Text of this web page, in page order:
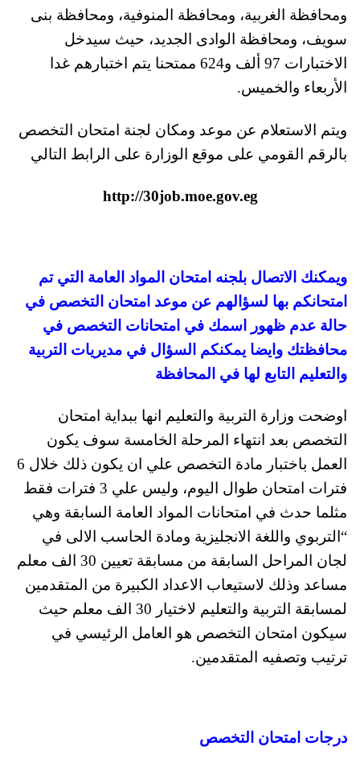
ومحافظة الغربية، ومحافظة المنوفية، ومحافظة بنى
سويف، ومحافظة الوادى الجديد، حيث سيدخل
الاختبارات 97 ألف و624 ممتحنا يتم اختبارهم غدا
الأربعاء والخميس.
ويتم الاستعلام عن موعد ومكان لجنة امتحان التخصص
بالرقم القومي على موقع الوزارة على الرابط التالي
http://30job.moe.gov.eg
ويمكنك الاتصال بلجنه امتحان المواد العامة التي تم
امتحانكم بها لسؤالهم عن موعد امتحان التخصص في
حالة عدم ظهور اسمك في امتحانات التخصص في
محافظتك وايضا يمكنكم السؤال في مديريات التربية
والتعليم التابع لها في المحافظة
اوضحت وزارة التربية والتعليم انها ببداية امتحان
التخصص بعد انتهاء المرحلة الخامسة سوف يكون
العمل باختبار مادة التخصص علي ان يكون ذلك خلال 6
فترات امتحان طوال اليوم، وليس علي 3 فترات فقط
مثلما حدث في امتحانات المواد العامة السابقة وهي
“التربوي واللغة الانجليزية ومادة الحاسب الالى في
لجان المراحل السابقة من مسابقة تعيين 30 الف معلم
مساعد وذلك لاستيعاب الاعداد الكبيرة من المتقدمين
لمسابقة التربية والتعليم لاختيار 30 الف معلم حيث
سيكون امتحان التخصص هو العامل الرئيسي في
ترتيب وتصفيه المتقدمين.
درجات امتحان التخصص